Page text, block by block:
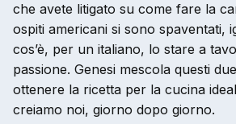
che avete litigato su come fare la
ospiti americani si sono spaventati,
cos’è, per un italiano, lo stare a
passione. Genesi mescola questi
ottenere la ricetta per la cucina
creiamo noi, giorno dopo giorno.